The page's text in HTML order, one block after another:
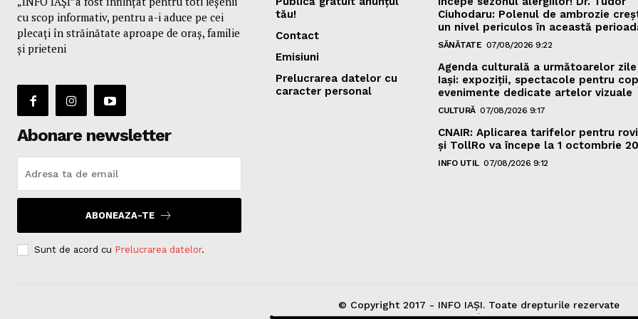
cu scop informativ, pentru a-i aduce pe cei
plecaţi în străinătate aproape de oraş, familie
și prieteni
Abonare newsletter
ABONEAZA-TE
Sunt de acord cu Prelucrarea datelor.
tău!
Contact
Emisiuni
Prelucrarea datelor cu
caracter personal
Ciuhodaru: Polenul de ambrozie
un nivel periculos în această
SĂNĂTATE 07/08/2026 9:22
Agenda culturală a următoarelor zile
Iași: expoziții, spectacole pentru
evenimente dedicate artelor vizuale
CULTURĂ 07/08/2026 9:17
CNAIR: Aplicarea tarifelor pentru
și TollRo va începe la 1 octombrie
INFO UTIL 07/08/2026 9:12
© Copyright 2017 - INFO IAȘI. Toate drepturile rezervate